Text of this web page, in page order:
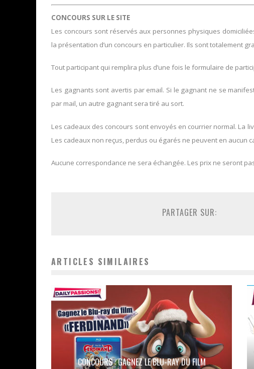
CONCOURS SUR LE SITE
Les concours sont réservés aux personnes physiques
la présentation d’un concours en particulier. Ils sont totalement
Tout participant qui remplira plus d’une fois le formulaire de
Les gagnants sont avertis par email. Si le gagnant ne se
par mail, un autre gagnant sera tiré au sort.
Les cadeaux des concours sont envoyés en courrier normal. La
Les cadeaux non reçus, perdus ou égarés ne peuvent en aucun
Aucune correspondance ne sera échangée. Les prix ne seront
PARTAGER SUR:
ARTICLES SIMILAIRES
CONCOURS : GAGNEZ LE BLU-RAY DU FILM